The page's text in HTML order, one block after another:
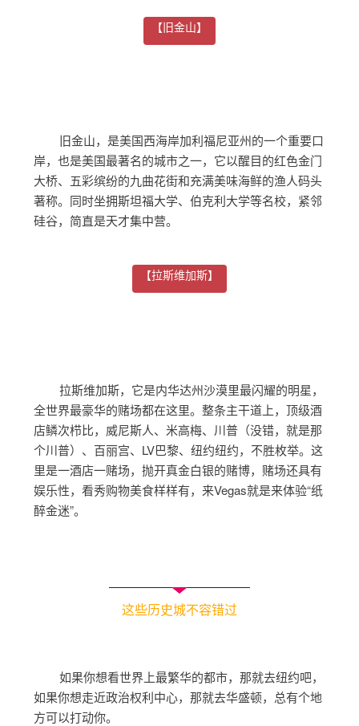
【旧金山】
旧金山，是美国西海岸加利福尼亚州的一个重要口
岸，也是美国最著名的城市之一，它以醒目的红色金门
大桥、五彩缤纷的九曲花街和充满美味海鲜的渔人码头
著称。同时坐拥斯坦福大学、伯克利大学等名校，紧邻
硅谷，简直是天才集中营。
【拉斯维加斯】
拉斯维加斯，它是内华达州沙漠里最闪耀的明星，
全世界最豪华的赌场都在这里。整条主干道上，顶级酒
店鳞次栉比，威尼斯人、米高梅、川普（没错，就是那
个川普）、百丽宫、LV巴黎、纽约纽约，不胜枚举。这
里是一酒店一赌场，抛开真金白银的赌博，赌场还具有
娱乐性，看秀购物美食样样有，来Vegas就是来体验“纸
醉金迷”。
这些历史城不容错过
如果你想看世界上最繁华的都市，那就去纽约吧，
如果你想走近政治权利中心，那就去华盛顿，总有个地
方可以打动你。